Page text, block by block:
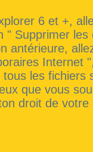
6 et +,
" Supprimer les
antérieure,
Internet
les fichiers
que vous
droit de votre